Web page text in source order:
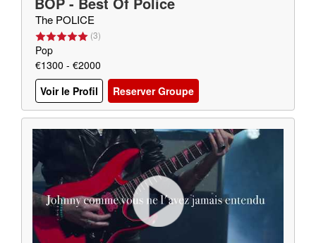
The POLICE
(3)
Pop
€1300 - €2000
Voir le Profil
Reserver Groupe